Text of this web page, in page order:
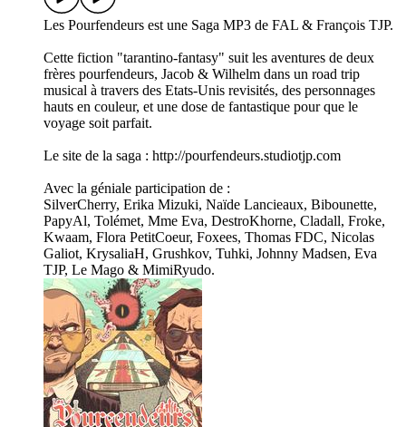
Les Pourfendeurs est une Saga MP3 de FAL & François TJP.
Cette fiction "tarantino-fantasy" suit les aventures de deux
frères pourfendeurs, Jacob & Wilhelm dans un road trip
musical à travers des Etats-Unis revisités, des personnages
hauts en couleur, et une dose de fantastique pour que le
voyage soit parfait.
Le site de la saga : http://pourfendeurs.studiotjp.com
Avec la géniale participation de :
SilverCherry, Erika Mizuki, Naïde Lancieaux, Bibounette,
PapyAl, Tolémet, Mme Eva, DestroKhorne, Cladall, Froke,
Kwaam, Flora PetitCoeur, Foxees, Thomas FDC, Nicolas
Galiot, KrysaliaH, Grushkov, Tuhki, Johnny Madsen, Eva
TJP, Le Mago & MimiRyudo.